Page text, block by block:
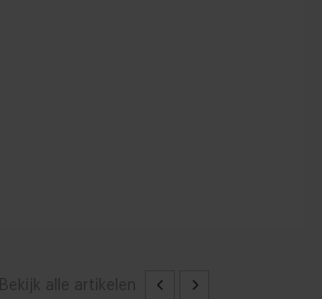
Bekijk alle artikelen